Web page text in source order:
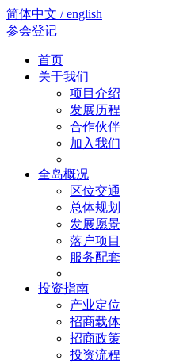
简体中文 / english
参会登记
首页
关于我们
项目介绍
发展历程
合作伙伴
加入我们
全岛概况
区位交通
总体规划
发展愿景
落户项目
服务配套
投资指南
产业定位
招商载体
招商政策
投资流程